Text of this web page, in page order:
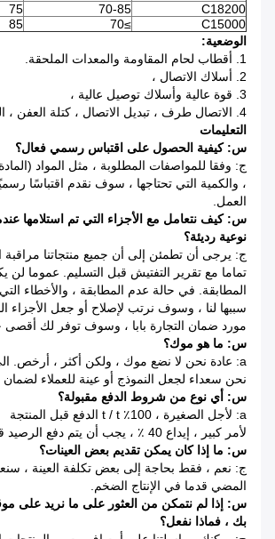
C18200
70-85
75
C15000
≥70
85
الوضعية:
1. أقطاب لحام المقاومة والمعدات الملحقة.
2. أسلاك الاتصال ،
3. قوة عالية وأسلاك توصيل عالية ،
4. الاتصال طرف ، تبديل الاتصال ، كتلة العفن ، الخ.
التعليمات
س: كيفية الحصول على اقتباس رسمي فعال؟
ج: وفقا للمواصفات المطلوبة ، مثل المواد
، والكمية التي تحتاجها ، سوف نقدم اقتباسًا
العمل.
س: كيف نتعامل مع الأجزاء التي تم استلامها
نوعية رديئة؟
ج: يرجى أن تطمئن إلى أن جميع منتجاتنا مراقبة
تماما مع تقرير التفتيش قبل التسليم. عموما لن
المطابقة. في حالة عدم المطابقة ، والأخطاء
سببها لنا ، وسوف نرتب لإصلاح أو جعل الأجزاء
مورد ضمان التجارة بابا ، وسوف توفر لك أقصى
س: ما هو موك؟
a: عادة نحن لا نضع موك ، ولكن أكثر ، أرخص.
نحن سعداء لجعل النموذج أو عينة للعملاء لضمان
س: أي نوع من شروط الدفع مقبولة؟
a: لأجل الصغيرة ، 100٪ t / t الدفع قبل المنتجة
لأمر كبير ، إيداع 40 ٪ ، يجب أن يتم دفع الرصيد قبل التسليم.
س: ما إذا كان يمكن تقديم بعض العينات؟
ج: نعم ، فقط بحاجة إلى بعض تكلفة العينة ،
المضي قدما في الإنتاج الضخم.
س: إذا لم نتمكن من العثور على ما نريد على
بك ، فماذا نفعل؟